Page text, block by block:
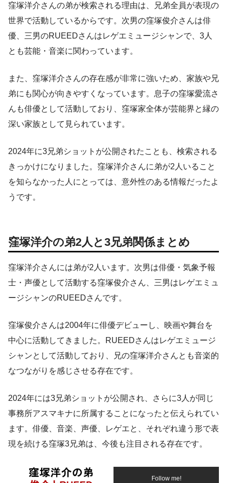
窪塚洋介さんの弟が検索される理由は、兄弟全員が表現の
世界で活動しているからです。次男の窪塚俊介さんは俳
優、三男のRUEEDさんはレゲエミュージシャンで、3人
とも芸能・音楽に関わっています。
また、窪塚洋介さんの存在感が非常に強いため、家族や兄
弟にも関心が向きやすくなっています。息子の窪塚愛流さ
んも俳優として活動しており、窪塚家全体が芸能界と縁の
深い家族として見られています。
2024年に3兄弟ショットが公開されたことも、検索される
きっかけになりました。窪塚洋介さんに弟が2人いること
を知らなかった人にとっては、意外性のある情報だったよ
うです。
窪塚洋介の弟2人と3兄弟関係まとめ
窪塚洋介さんには弟が2人います。次男は俳優・気象予報
士・声優として活動する窪塚俊介さん、三男はレゲエミュ
ージシャンのRUEEDさんです。
窪塚俊介さんは2004年に俳優デビューし、映画や舞台を
中心に活動してきました。RUEEDさんはレゲエミュージ
シャンとして活動しており、兄の窪塚洋介さんとも音楽的
なつながりを感じさせる存在です。
2024年には3兄弟ショットが公開され、さらに3人が同じ
事務所アスマキナに所属することになったと伝えられてい
ます。俳優、音楽、声優、レゲエと、それぞれ違う形で表
現を続ける窪塚3兄弟は、今後も注目される存在です。
Follow me!